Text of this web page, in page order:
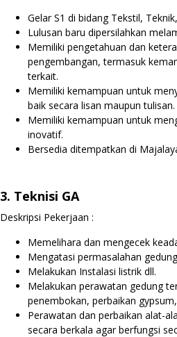
Gelar S1 di bidang Tekstil,
Lulusan baru dipersilahkan
Memiliki pengetahuan dan
pengembangan, termasuk
terkait.
Memiliki kemampuan untuk
baik secara lisan maupun tulisan.
Memiliki kemampuan untuk
inovatif.
Bersedia ditempatkan di
3. Teknisi GA
Deskripsi Pekerjaan :
Memelihara dan mengecek
Mengatasi permasalahan
Melakukan Instalasi listrik dll.
Melakukan perawatan gedung
penembokan, perbaikan
Perawatan dan perbaikan alat-
secara berkala agar berfungsi